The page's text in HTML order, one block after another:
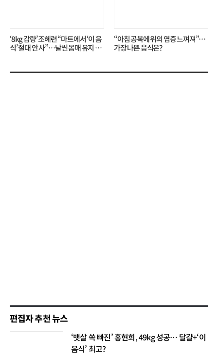
‘8kg 감량’ 조혜련 “마트에서 ‘이 음
식’ 절대 안 사”…날씬 몸매 유지 비
“아침 공복에 위의 염증 느껴져”…
가장 나쁜 음식은?
편집자 추천 뉴스
‘뱃살 쏙 빠진’ 홍현희, 49kg 성공… 달걀+‘이
음식’ 최고?